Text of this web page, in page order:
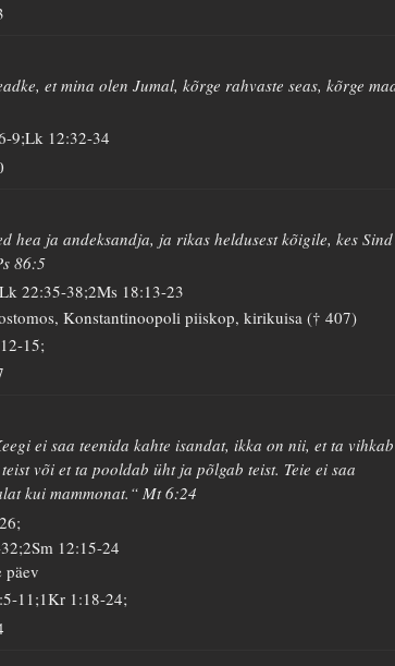
et mina olen Jumal, kõrge rahvaste seas, kõrge
9;Lk 12:32-34
hea ja andeksandja, ja rikas heldusest kõigile, kes Sind
86:5
22:35-38;2Ms 18:13-23
Konstantinoopoli piiskop, kirikuisa († 407)
15;
ei saa teenida kahte isandat, ikka on nii, et ta vihkab
või et ta pooldab üht ja põlgab teist. Teie ei saa
kui mammonat.“ Mt 6:24
12:15-24
päev
11;1Kr 1:18-24;